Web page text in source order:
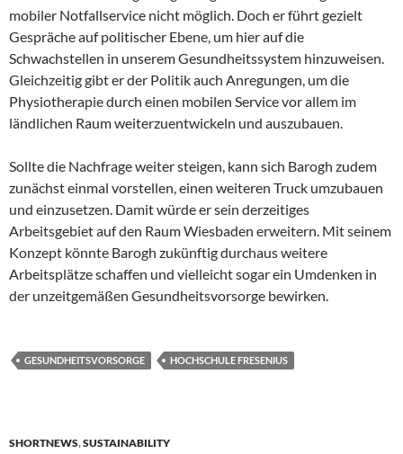
mobiler Notfallservice nicht möglich. Doch er führt gezielt
Gespräche auf politischer Ebene, um hier auf die
Schwachstellen in unserem Gesundheitssystem hinzuweisen.
Gleichzeitig gibt er der Politik auch Anregungen, um die
Physiotherapie durch einen mobilen Service vor allem im
ländlichen Raum weiterzuentwickeln und auszubauen.
Sollte die Nachfrage weiter steigen, kann sich Barogh zudem
zunächst einmal vorstellen, einen weiteren Truck umzubauen
und einzusetzen. Damit würde er sein derzeitiges
Arbeitsgebiet auf den Raum Wiesbaden erweitern. Mit seinem
Konzept könnte Barogh zukünftig durchaus weitere
Arbeitsplätze schaffen und vielleicht sogar ein Umdenken in
der unzeitgemäßen Gesundheitsvorsorge bewirken.
GESUNDHEITSVORSORGE HOCHSCHULE FRESENIUS
SHORTNEWS,SUSTAINABILITY